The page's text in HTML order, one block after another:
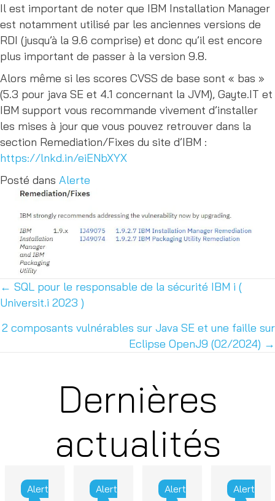
Il est important de noter que IBM Installation Manager
est notamment utilisé par les anciennes versions de
RDI (jusqu’à la 9.6 comprise) et donc qu’il est encore
plus important de passer à la version 9.8.
Alors même si les scores CVSS de base sont « bas »
(5.3 pour java SE et 4.1 concernant la JVM), Gayte.IT et
IBM support vous recommande vivement d’installer
les mises à jour que vous pouvez retrouver dans la
section Remediation/Fixes du site d’IBM :
https://lnkd.in/eiENbXYX
Posté dans Alerte
Posts
navigation
← SQL pour le responsable de la sécurité IBM i (
Universit.i 2023 )
2 composants vulnérables sur Java SE et une faille sur
Eclipse OpenJ9 (02/2024) →
Dernières
actualités
Alert
Alert
Alert
Alert